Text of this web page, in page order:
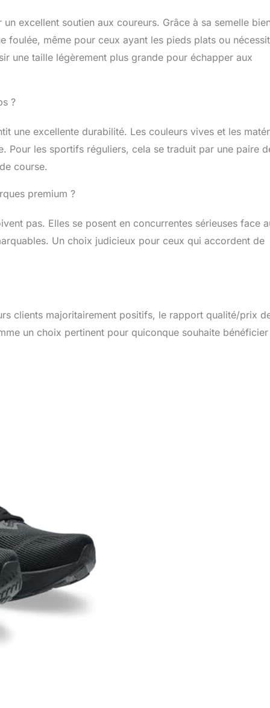
excellent soutien aux coureurs. Grâce à sa semelle
foulée, même pour ceux ayant les pieds plats ou
une taille légèrement plus grande pour échapper aux
?
une excellente durabilité. Les couleurs vives et les
Pour les sportifs réguliers, cela se traduit par une paire
course.
premium ?
pas. Elles se posent en concurrentes sérieuses face
Un choix judicieux pour ceux qui accordent de
clients majoritairement positifs, le rapport qualité/prix
un choix pertinent pour quiconque souhaite bénéficier